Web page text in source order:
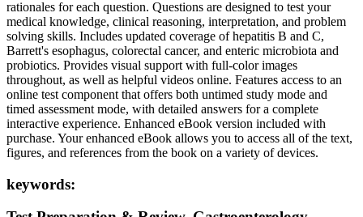
rationales for each question. Questions are designed to test your
medical knowledge, clinical reasoning, interpretation, and problem
solving skills. Includes updated coverage of hepatitis B and C,
Barrett's esophagus, colorectal cancer, and enteric microbiota and
probiotics. Provides visual support with full-color images
throughout, as well as helpful videos online. Features access to an
online test component that offers both untimed study mode and
timed assessment mode, with detailed answers for a complete
interactive experience. Enhanced eBook version included with
purchase. Your enhanced eBook allows you to access all of the text,
figures, and references from the book on a variety of devices.
keywords: